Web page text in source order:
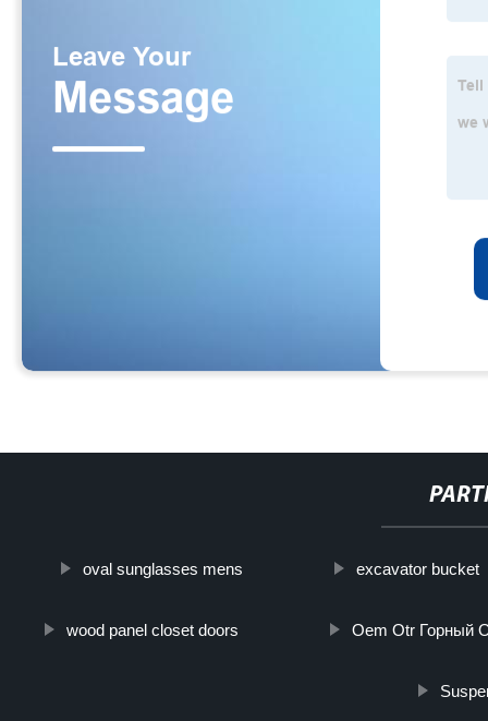
oval sunglasses mens excavator bucket
wood panel closet doors Oem Otr Горный